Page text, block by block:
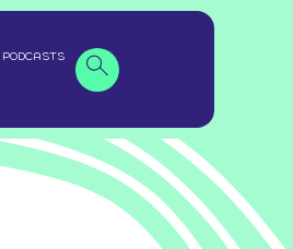
PODCASTS